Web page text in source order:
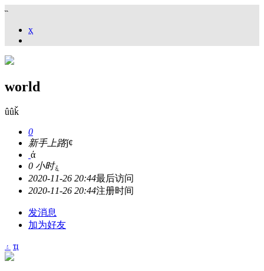
˵
ҳ
world
ûûǩ
0
新手上路ǰȼ
ά
0 小时ۼ
2020-11-26 20:44最后访问
2020-11-26 20:44注册时间
发消息
加为好友
۽ ҵ